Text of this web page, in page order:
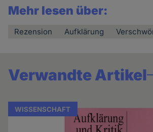
Mehr lesen über:
Rezension Aufklärung
Verwandte Artikel
WISSENSCHAFT